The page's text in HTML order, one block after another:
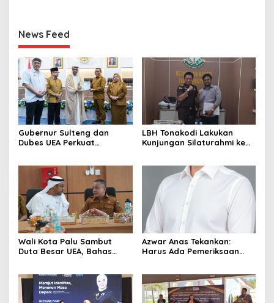
News Feed
Gubernur Sulteng dan
Dubes UEA Perkuat
LBH Tonakodi Lakukan
Kunjungan Silaturahmi ke
Wali Kota Palu Sambut
Duta Besar UEA, Bahas
Azwar Anas Tekankan:
Harus Ada Pemeriksaan
Lokasi CPM